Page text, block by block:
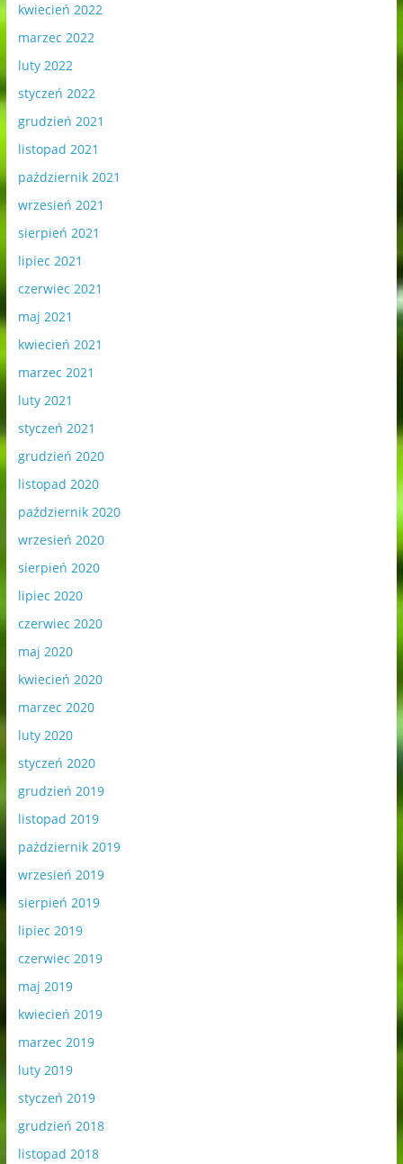
kwiecień 2022
marzec 2022
luty 2022
styczeń 2022
grudzień 2021
listopad 2021
październik 2021
wrzesień 2021
sierpień 2021
lipiec 2021
czerwiec 2021
maj 2021
kwiecień 2021
marzec 2021
luty 2021
styczeń 2021
grudzień 2020
listopad 2020
październik 2020
wrzesień 2020
sierpień 2020
lipiec 2020
czerwiec 2020
maj 2020
kwiecień 2020
marzec 2020
luty 2020
styczeń 2020
grudzień 2019
listopad 2019
październik 2019
wrzesień 2019
sierpień 2019
lipiec 2019
czerwiec 2019
maj 2019
kwiecień 2019
marzec 2019
luty 2019
styczeń 2019
grudzień 2018
listopad 2018